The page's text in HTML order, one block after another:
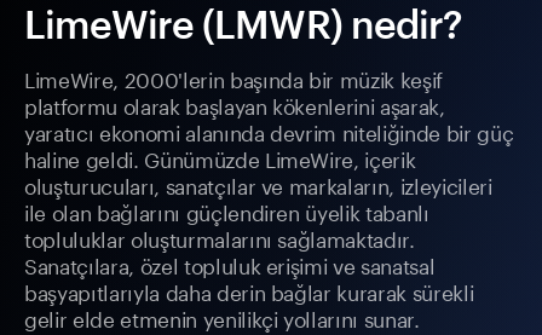
LimeWire (LMWR) nedir?
LimeWire, 2000'lerin başında bir müzik keşif
platformu olarak başlayan kökenlerini aşarak,
yaratıcı ekonomi alanında devrim niteliğinde bir güç
haline geldi. Günümüzde LimeWire, içerik
oluşturucuları, sanatçılar ve markaların, izleyicileri
ile olan bağlarını güçlendiren üyelik tabanlı
topluluklar oluşturmalarını sağlamaktadır.
Sanatçılara, özel topluluk erişimi ve sanatsal
başyapıtlarıyla daha derin bağlar kurarak sürekli
gelir elde etmenin yenilikçi yollarını sunar.